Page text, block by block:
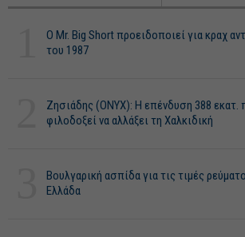
O Mr. Big Short προειδοποιεί για κραχ
του 1987
Ζησιάδης (ONYX): Η επένδυση 388 εκατ.
φιλοδοξεί να αλλάξει τη Χαλκιδική
Βουλγαρική ασπίδα για τις τιμές
Ελλάδα